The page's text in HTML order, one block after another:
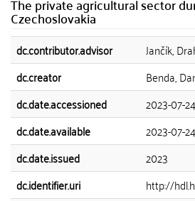
Czechoslovakia
dc.contributor.advisor
Jančík,
dc.creator
Benda,
dc.date.accessioned
2023-07-
dc.date.available
2023-07-
dc.date.issued
2023
dc.identifier.uri
http://